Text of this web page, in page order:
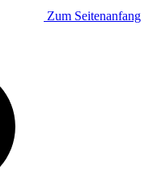
Zum Seitenanfang